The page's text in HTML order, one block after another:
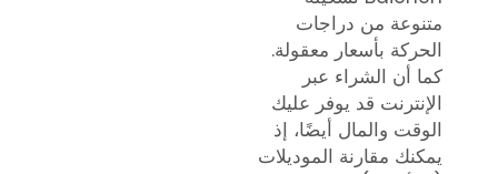
متنوعة من دراجات
الحركة بأسعار معقولة.
كما أن الشراء عبر
الإنترنت قد يوفر عليك
الوقت والمال أيضًا، إذ
يمكنك مقارنة الموديلات